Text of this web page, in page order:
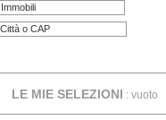
Immobili
LE MIE SELEZIONI : vuoto